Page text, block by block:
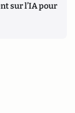
sur l’IA pour